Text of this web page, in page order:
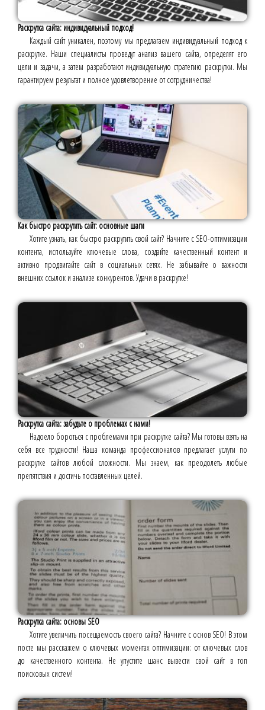
Раскрутка сайта: индивидуальный подход!
Каждый сайт уникален, поэтому мы предлагаем индивидуальный подход к
раскрутке. Наши специалисты проведут анализ вашего сайта, определят его
цели и задачи, а затем разработают индивидуальную стратегию раскрутки. Мы
гарантируем результат и полное удовлетворение от сотрудничества!
Как быстро раскрутить сайт: основные шаги
Хотите узнать, как быстро раскрутить свой сайт? Начните с SEO-оптимизации
контента, используйте ключевые слова, создайте качественный контент и
активно продвигайте сайт в социальных сетях. Не забывайте о важности
внешних ссылок и анализе конкурентов. Удачи в раскрутке!
Раскрутка сайта: забудьте о проблемах с нами!
Надоело бороться с проблемами при раскрутке сайта? Мы готовы взять на
себя все трудности! Наша команда профессионалов предлагает услуги по
раскрутке сайтов любой сложности. Мы знаем, как преодолеть любые
препятствия и достичь поставленных целей.
Раскрутка сайта: основы SEO
Хотите увеличить посещаемость своего сайта? Начните с основ SEO! В этом
посте мы расскажем о ключевых моментах оптимизации: от ключевых слов
до качественного контента. Не упустите шанс вывести свой сайт в топ
поисковых систем!